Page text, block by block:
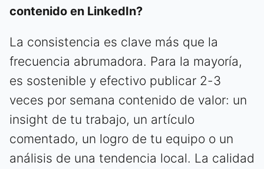
contenido en LinkedIn?
La consistencia es clave más que la
frecuencia abrumadora. Para la mayoría,
es sostenible y efectivo publicar 2-3
veces por semana contenido de valor: un
insight de tu trabajo, un artículo
comentado, un logro de tu equipo o un
análisis de una tendencia local. La calidad